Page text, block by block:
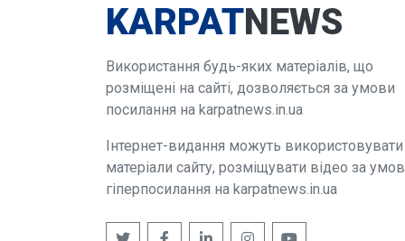
KARPATNEWS
Використання будь-яких матеріалів, що
розміщені на сайті, дозволяється за умови
посилання на karpatnews.in.ua
Інтернет-видання можуть використовувати
матеріали сайту, розміщувати відео за
гіперпосилання на karpatnews.in.ua